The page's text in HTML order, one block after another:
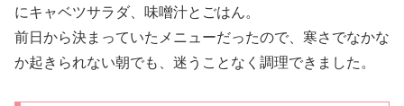
にキャベツサラダ、味噌汁とごはん。
前日から決まっていたメニューだったので、寒さでなかな
か起きられない朝でも、迷うことなく調理できました。